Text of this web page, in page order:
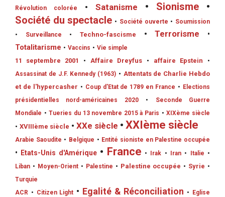
Révolution colorée
• Satanisme • Sionisme
•
Société du spectacle • Société ouverte • Soumission
•
Surveillance • Techno-fascisme • Terrorisme
•
Totalitarisme • Vaccins • Vie simple
11 septembre 2001 • Affaire Dreyfus • affaire Epstein
•
Assassinat de J.F. Kennedy (1963) • Attentats de Charlie Hebdo
et de l'hypercasher • Coup d'Etat de 1789 en France • Elections
présidentielles nord-américaines 2020
•
Seconde Guerre
Mondiale • Tueries du 13 novembre 2015 à Paris • XIXème siècle
• XVIIIème siècle • XXe siècle • XXIème siècle
Arabie Saoudite • Belgique • Entité sioniste en Palestine occupée
• Etats-Unis d'Amérique • France • Irak • Iran • Italie •
Liban • Moyen-Orient • Palestine • Palestine occupée • Syrie •
Turquie
ACR • Citizen Light • Egalité & Réconciliation •
Eglise